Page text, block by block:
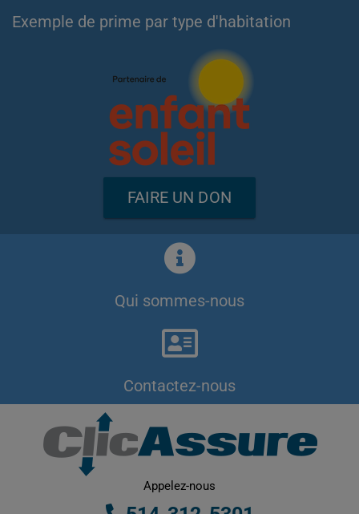
Exemple de prime par type d'habitation
FAIRE UN DON
Qui sommes-nous
Contactez-nous
Appelez-nous